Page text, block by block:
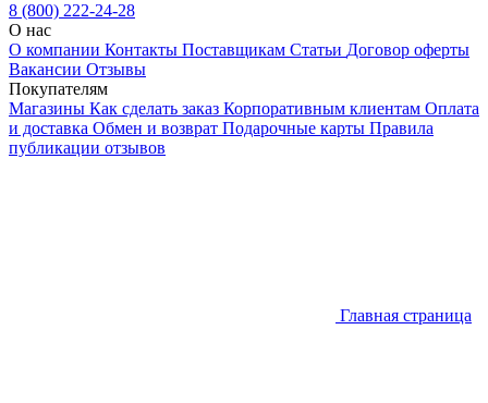
8 (800) 222-24-28
О нас
О компании Контакты Поставщикам Статьи Договор оферты
Вакансии Отзывы
Покупателям
Магазины Как сделать заказ Корпоративным клиентам Оплата
и доставка Обмен и возврат Подарочные карты Правила
публикации отзывов
Главная страница